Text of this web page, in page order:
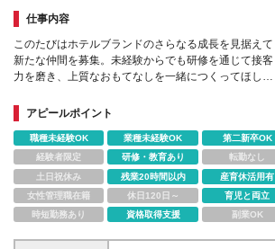
仕事内容
このたびはホテルブランドのさらなる成長を見据えて
新たな仲間を募集。未経験からでも研修を通じて接客
力を磨き、上質なおもてなしを一緒につくってほしい
アピールポイント
職種未経験OK 業種未経験OK 第二新卒OK
経験者限定
研修・教育あり 転勤なし
土日祝休み
残業20時間以内 産育休活用有
女性管理職在籍
休日120日～ 育児と両立
時短勤務あり
資格取得支援 副業OK